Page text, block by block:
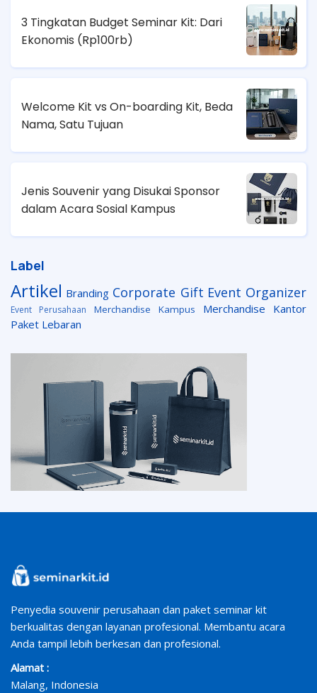
3 Tingkatan Budget Seminar Kit: Dari
Ekonomis (Rp100rb)
Welcome Kit vs On-boarding Kit, Beda
Nama, Satu Tujuan
Jenis Souvenir yang Disukai Sponsor
dalam Acara Sosial Kampus
Label
Artikel Branding Corporate Gift Event Organizer
Event Perusahaan Merchandise Kampus
Merchandise Kantor
Paket Lebaran
Penyedia souvenir perusahaan dan paket seminar kit
berkualitas dengan layanan profesional. Membantu acara
Anda tampil lebih berkesan dan profesional.
Alamat :
Malang, Indonesia